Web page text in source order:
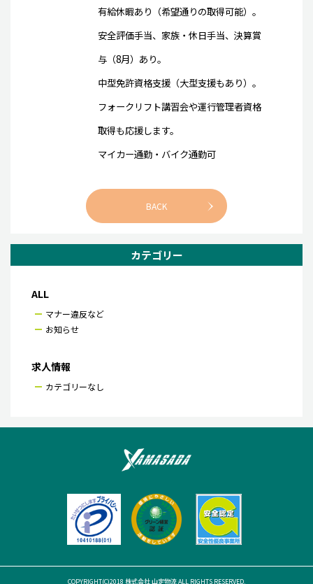
有給休暇あり（希望通りの取得可能）。
安全評価手当、家族・休日手当、決算賞
与（8月）あり。
中型免許資格支援（大型支援もあり）。
フォークリフト講習会や運行管理者資格
取得も応援します。
マイカー通勤・バイク通勤可
BACK
カテゴリー
ALL
マナー違反など
お知らせ
求人情報
カテゴリーなし
COPYRIGHT(C)2018 株式会社 山定物流 ALL RIGHTS RESERVED.